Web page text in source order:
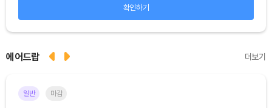
확인하기
에어드랍 더보기
일반 마감